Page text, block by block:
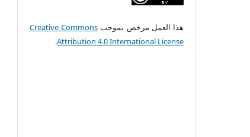
هذا العمل مرخص بموجب Creative Commons
Attribution 4.0 International License
.